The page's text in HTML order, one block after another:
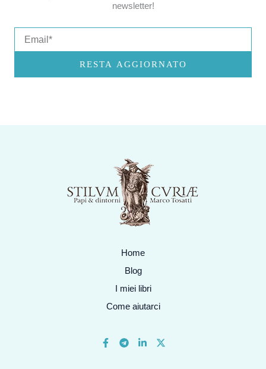
newsletter!
RESTA AGGIORNATO
Home
Blog
I miei libri
Come aiutarci